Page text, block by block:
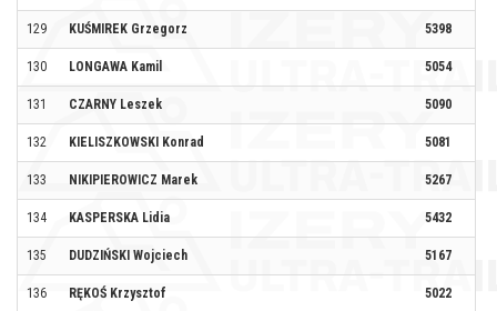
129 KUŚMIREK Grzegorz 5398
130 LONGAWA Kamil 5054
131 CZARNY Leszek 5090
132 KIELISZKOWSKI Konrad 5081
133 NIKIPIEROWICZ Marek 5267
134 KASPERSKA Lidia 5432
135 DUDZIŃSKI Wojciech 5167
136 RĘKOŚ Krzysztof 5022